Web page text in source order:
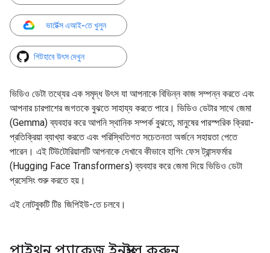
ভার্টেক্স এআই-তে খুলুন
গিটহাবে উৎস দেখুন
ভিডিও ডেটা তথ্যের এক সমৃদ্ধ উৎস যা আপনাকে বিভিন্ন কাজ সম্পন্ন করতে এবং
আপনার চারপাশের জগতকে বুঝতে সাহায্য করতে পারে। ভিডিও ডেটার সাথে জেমা
(Gemma) ব্যবহার করে আপনি স্থানিক সম্পর্ক বুঝতে, মানুষের পারস্পরিক ক্রিয়া-
প্রতিক্রিয়া ব্যাখ্যা করতে এবং পরিস্থিতিগত সচেতনতা অর্জনে সহায়তা পেতে
পারেন। এই টিউটোরিয়ালটি আপনাকে দেখাবে কীভাবে হাগিং ফেস ট্রান্সফর্মার
(Hugging Face Transformers) ব্যবহার করে জেমা দিয়ে ভিডিও ডেটা
প্রসেসিং শুরু করতে হয়।
এই নোটবুকটি টি৪ জিপিইউ-তে চলবে।